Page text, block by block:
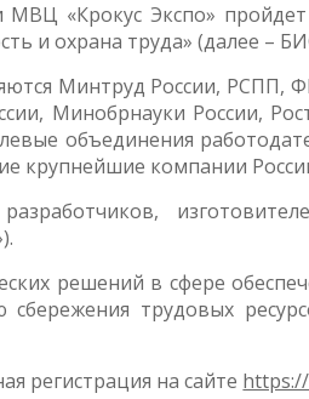
«Крокус Экспо» пройдет
и охрана труда» (далее –
Минтруд России, РСПП,
Минобрнауки России,
объединения
крупнейшие компании
решений в сфере
трудовых
регистрация на сайте